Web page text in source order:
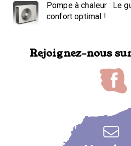
Pompe à chaleur : Le
confort optimal !
Rejoignez-nous